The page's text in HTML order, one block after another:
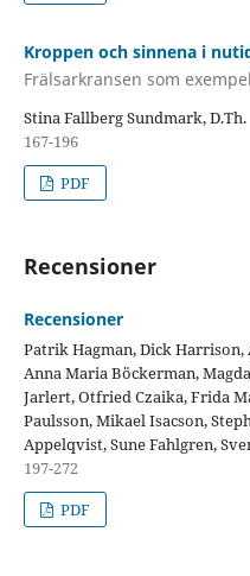
Kroppen och sinnena i
Frälsarkransen som exempel
Stina Fallberg Sundmark, D.Th.
167-196
PDF
Recensioner
Recensioner
Patrik Hagman, Dick
Anna Maria Böckerman,
Jarlert, Otfried Czaika, Frida
Paulsson, Mikael Isacson,
Appelqvist, Sune Fahlgren,
197-272
PDF